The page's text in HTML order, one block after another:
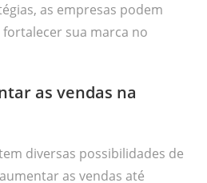
as empresas podem
sua marca no
as vendas na
diversas possibilidades de
as vendas até